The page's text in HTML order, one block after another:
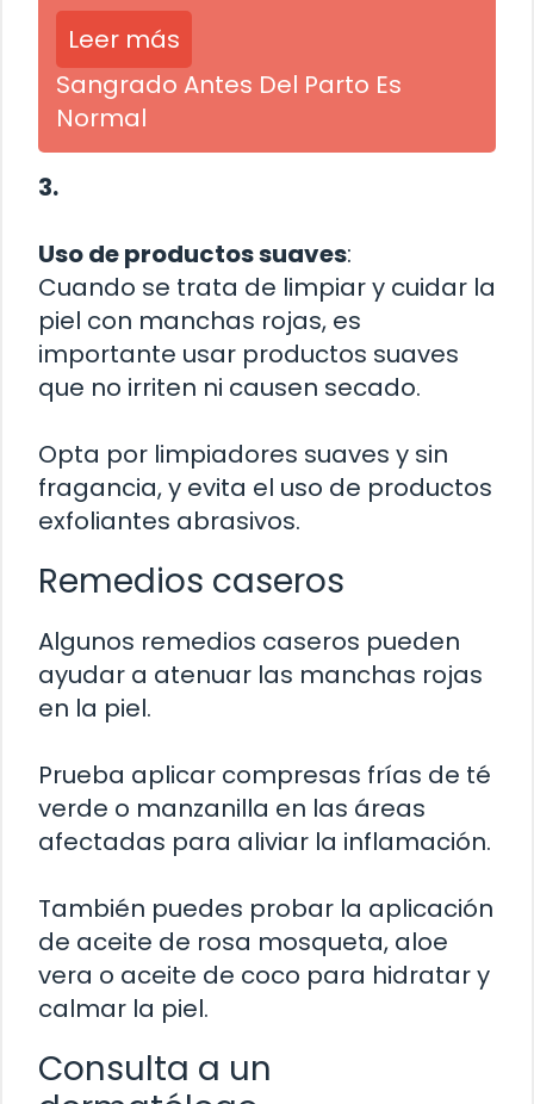
Leer más
Sangrado Antes Del Parto Es
Normal
3.
Uso de productos suaves:
Cuando se trata de limpiar y cuidar la
piel con manchas rojas, es
importante usar productos suaves
que no irriten ni causen secado.
Opta por limpiadores suaves y sin
fragancia, y evita el uso de productos
exfoliantes abrasivos.
Remedios caseros
Algunos remedios caseros pueden
ayudar a atenuar las manchas rojas
en la piel.
Prueba aplicar compresas frías de té
verde o manzanilla en las áreas
afectadas para aliviar la inflamación.
También puedes probar la aplicación
de aceite de rosa mosqueta, aloe
vera o aceite de coco para hidratar y
calmar la piel.
Consulta a un